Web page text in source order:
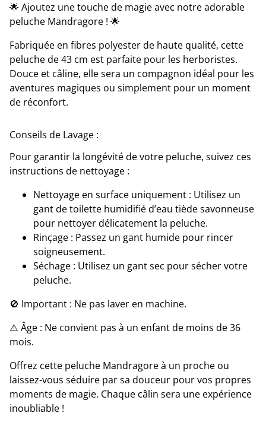
🌟 Ajoutez une touche de magie avec notre adorable
peluche Mandragore ! 🌟
Fabriquée en fibres polyester de haute qualité, cette
peluche de 43 cm est parfaite pour les herboristes.
Douce et câline, elle sera un compagnon idéal pour les
aventures magiques ou simplement pour un moment
de réconfort.
Conseils de Lavage :
Pour garantir la longévité de votre peluche, suivez ces
instructions de nettoyage :
Nettoyage en surface uniquement : Utilisez un
gant de toilette humidifié d’eau tiède savonneuse
pour nettoyer délicatement la peluche.
Rinçage : Passez un gant humide pour rincer
soigneusement.
Séchage : Utilisez un gant sec pour sécher votre
peluche.
🚫 Important : Ne pas laver en machine.
⚠️ Âge : Ne convient pas à un enfant de moins de 36
mois.
Offrez cette peluche Mandragore à un proche ou
laissez-vous séduire par sa douceur pour vos propres
moments de magie. Chaque câlin sera une expérience
inoubliable !